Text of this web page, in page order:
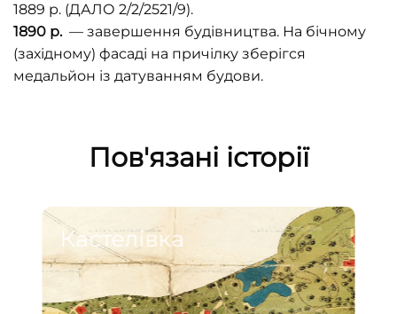
1889 р. (ДАЛО 2/2/2521/9).
1890 р.— завершення будівництва. На бічному
(західному) фасаді на причілку зберігся
медальйон із датуванням будови.
Пов'язані історії
Кастелівка